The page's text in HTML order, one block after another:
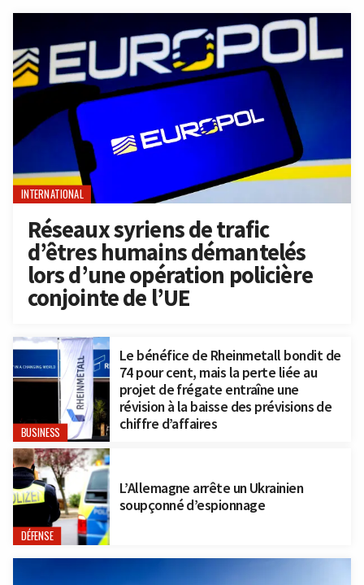
INTERNATIONAL
Réseaux syriens de trafic
d’êtres humains démantelés
lors d’une opération policière
conjointe de l’UE
BUSINESS
Le bénéfice de Rheinmetall bondit de
74 pour cent, mais la perte liée au
projet de frégate entraîne une
révision à la baisse des prévisions de
chiffre d’affaires
DÉFENSE
L’Allemagne arrête un Ukrainien
soupçonné d’espionnage